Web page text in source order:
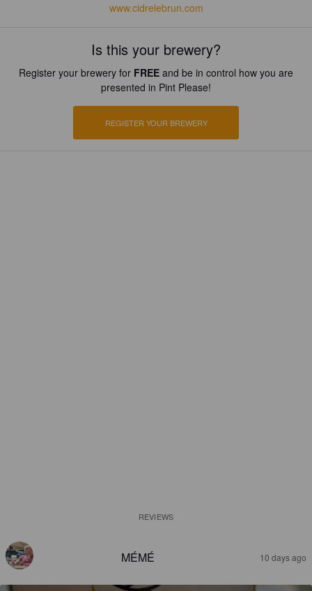
www.cidrelebrun.com
Is this your brewery?
Register your brewery for FREE and be in control how you are
presented in Pint Please!
REGISTER YOUR BREWERY
REVIEWS
MÉMÉ 10 days ago